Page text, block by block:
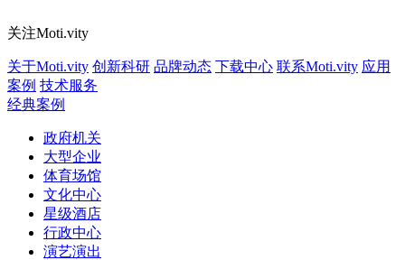
关注Moti.vity
关于Moti.vity 创新科研 品牌动态 下载中心 联系Moti.vity 应用
案例 技术服务
经典案例
政府机关
大型企业
体育场馆
文化中心
星级酒店
行政中心
演艺演出